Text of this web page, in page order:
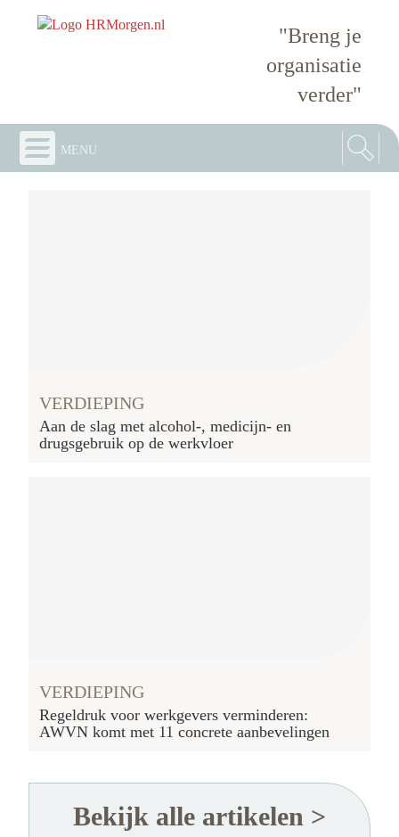
"Breng je
organisatie
verder"
menu
Aan de slag met alcohol-, medicijn- en
drugsgebruik op de werkvloer
VERDIEPING
VERDIEPING
Regeldruk voor werkgevers verminderen:
AWVN komt met 11 concrete aanbevelingen
Bekijk alle artikelen >